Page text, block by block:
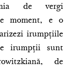
de vergi
moment, e o
irumpțiile
irumpții sunt
de